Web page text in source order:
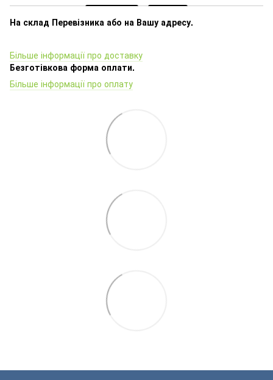
На склад Перевізника або на Вашу адресу.
Більше інформації про доставку
Безготівкова форма оплати.
Більше інформації про оплату